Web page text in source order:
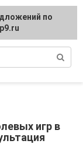
игр в
по